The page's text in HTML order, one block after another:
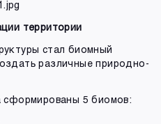
территории
стал биомный
различные природно-
сформированы 5 биомов: